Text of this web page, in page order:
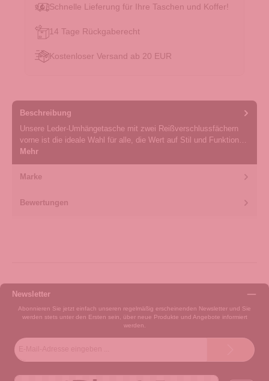
Schnelle Lieferung für Ihre Taschen und Koffer!
14 Tage Rückgaberecht
Kostenloser Versand ab 20 EUR
Beschreibung
Unsere Leder-Umhängetasche mit zwei Reißverschlussfächern
vorne ist die ideale Wahl für alle, die Wert auf Stil und Funktion…
Mehr
Marke
Bewertungen
Newsletter
Abonnieren Sie jetzt einfach unseren regelmäßig erscheinenden Newsletter und Sie
werden stets unter den Ersten sein, über neue Produkte und Angebote informiert
werden.